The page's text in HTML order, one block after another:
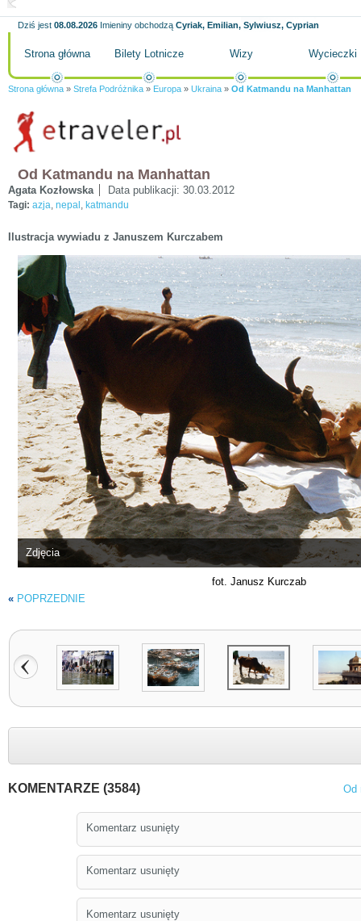
Dziś jest 08.08.2026 Imieniny obchodzą Cyriak, Emilian, Sylwiusz, Cyprian
Strona główna Bilety Lotnicze Wizy Wycieczki
Strona główna » Strefa Podróżnika » Europa » Ukraina » Od Katmandu na Manhattan
Od Katmandu na Manhattan
Agata Kozłowska Data publikacji: 30.03.2012
Tagi: azja, nepal , katmandu
Ilustracja wywiadu z Januszem Kurczabem
Zdjęcia
fot. Janusz Kurczab
« POPRZEDNIE
KOMENTARZE (3584) Od
Komentarz usunięty
Komentarz usunięty
Komentarz usunięty